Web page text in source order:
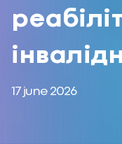
17 june 2026